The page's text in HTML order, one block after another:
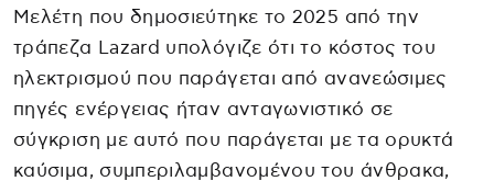
Μελέτη που δημοσιεύτηκε το 2025 από την
τράπεζα Lazard υπολόγιζε ότι το κόστος του
ηλεκτρισμού που παράγεται από ανανεώσιμες
πηγές ενέργειας ήταν ανταγωνιστικό σε
σύγκριση με αυτό που παράγεται με τα ορυκτά
καύσιμα, συμπεριλαμβανομένου του άνθρακα,